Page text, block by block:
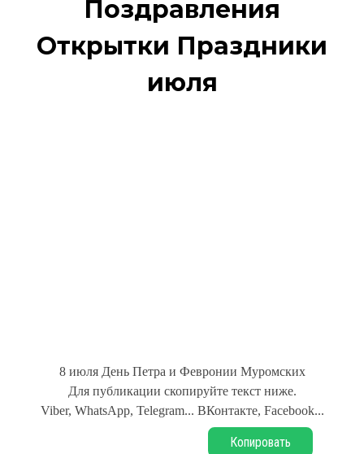
Поздравления
Открытки Праздники
июля
8 июля День Петра и Февронии Муромских
Для публикации скопируйте текст ниже.
Viber, WhatsApp, Telegram... ВКонтакте, Facebook...
Копировать